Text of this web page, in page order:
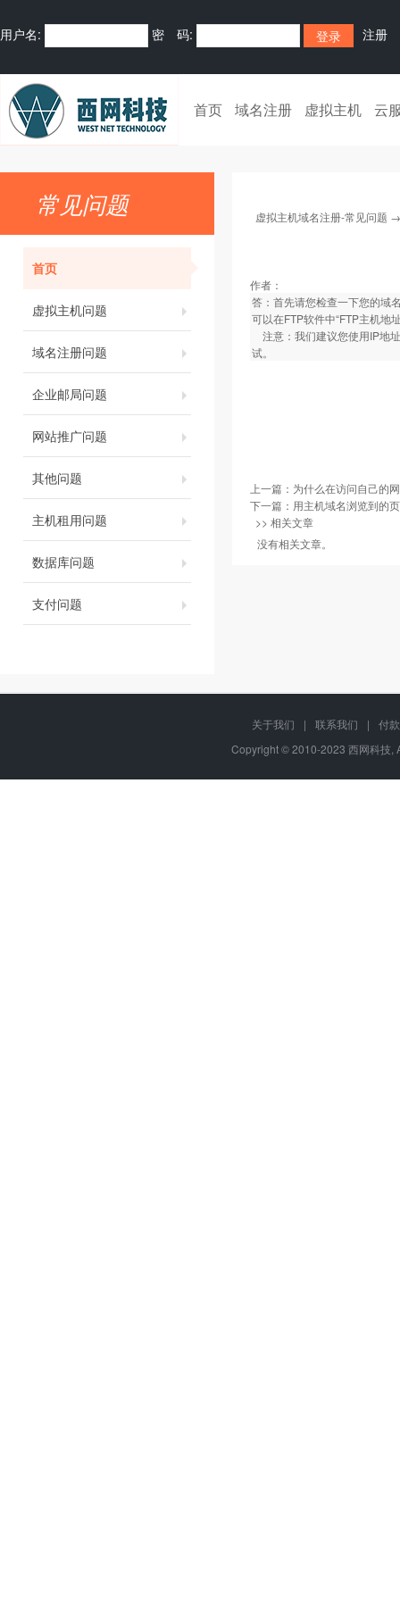
用户名: 密 码: 注册
首页 域名注册 虚拟主机 云
常见问题
首页
虚拟主机问题
域名注册问题
企业邮局问题
网站推广问题
其他问题
主机租用问题
数据库问题
支付问题
虚拟主机域名注册-常见问题
作者：
答：首先请您检查一下您的域
可以在FTP软件中“FTP主机地
注意：我们建议您使用IP地
试。
上一篇： 为什么在访问自己的
下一篇： 用主机域名浏览到的
>> 相关文章
没有相关文章。
关于我们 | 联系我们 |
付
Copyright © 2010-2023 西网科技